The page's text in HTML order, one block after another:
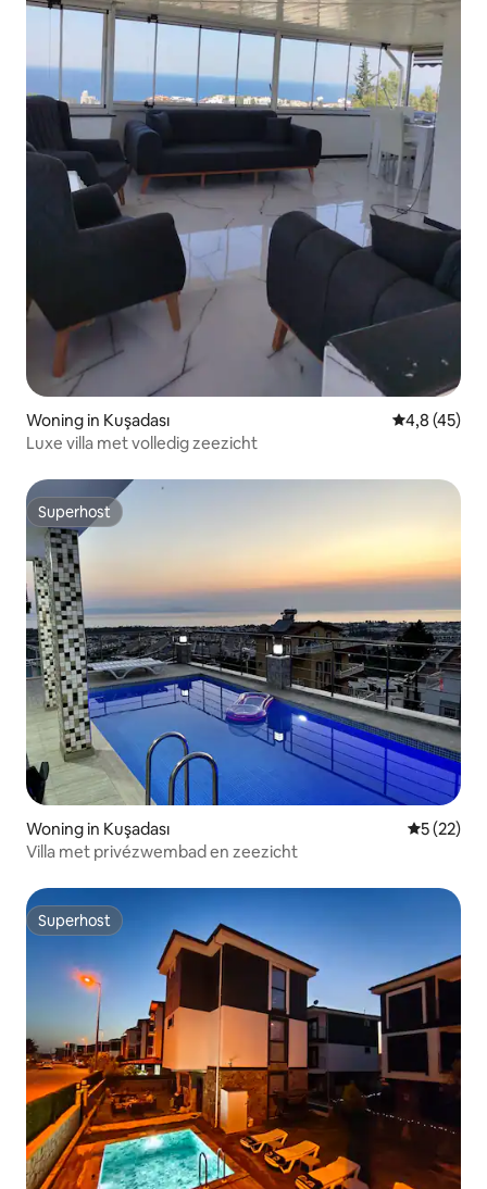
Woning in Kuşadası
4,8 (45)
Luxe villa met volledig zeezicht
Superhost
Superhost
Woning in Kuşadası
5 (22)
Villa met privézwembad en zeezicht
Superhost
Superhost